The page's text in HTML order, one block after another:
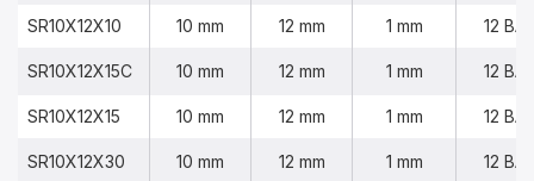
SR10X12X10 10 mm 12 mm 1 mm 12
SR10X12X15C 10 mm 12 mm 1 mm 12
SR10X12X15 10 mm 12 mm 1 mm 12
SR10X12X30 10 mm 12 mm 1 mm 12